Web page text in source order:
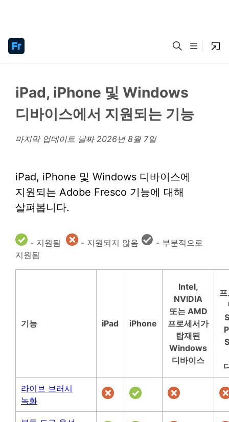
iPad, iPhone 및 Windows
디바이스에서 지원되는 기능
마지막 업데이트 날짜 2026년 8월 7일
iPad, iPhone 및 Windows 디바이스에
지원되는 Adobe Fresco 기능에 대해
살펴봅니다.
- 지원됨 - 지원되지 않음
- 부분적으로
지원됨
기능 iPad iPhone
Intel,
NVIDIA
또는 AMD
프로세서가
탑재된
Windows
디바이스
라이브 브러시
녹화